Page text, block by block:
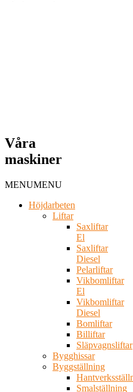
Våra
maskiner
MENUMENU
Höjdarbeten
Liftar
Saxliftar
El
Saxliftar
Diesel
Pelarliftar
Vikbomliftar
El
Vikbomliftar
Diesel
Bomliftar
Billiftar
Släpvagnsliftar
Bygghissar
Byggställning
Smalställning